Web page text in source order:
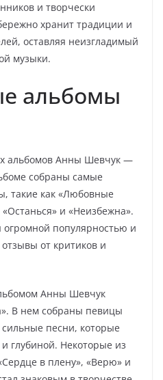
и творчески
хранит традиции и
оставляя неизгладимый
музыки.
альбомы
альбомов Анны Шевчук —
собраны самые
такие как «Любовные
и «Неизбежна».
огромной популярностью и
от критиков и
Анны Шевчук
В нем собраны певицы
песни, которые
глубиной. Некоторые из
в плену», «Верю» и